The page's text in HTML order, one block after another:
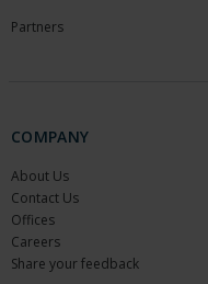
Partners
COMPANY
About Us
Contact Us
Offices
Careers
Share your feedback